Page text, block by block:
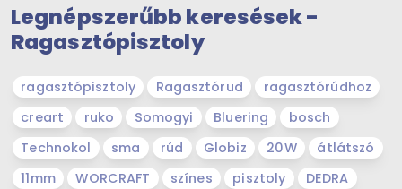
Legnépszerűbb keresések -
Ragasztópisztoly
ragasztópisztoly Ragasztórud
ragasztórúdhoz
creart
ruko Somogyi Bluering
bosch
Technokol
sma rúd Globiz 20W
átlátszó
11mm
WORCRAFT színes pisztoly
DEDRA